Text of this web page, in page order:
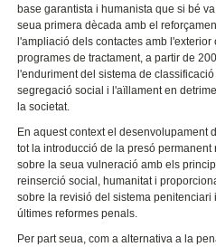
base garantista i humanista que si bé
seua primera dècada amb el
l'ampliació dels contactes amb
programes de tractament, a partir de
l'enduriment del sistema de
segregació social i l'aïllament en
la societat.
En aquest context el desenvolupament
tot la introducció de la presó
sobre la seua vulneració amb els
reinserció social, humanitat i
sobre la revisió del sistema
últimes reformes penals.
Per part seua, com a alternativa a la